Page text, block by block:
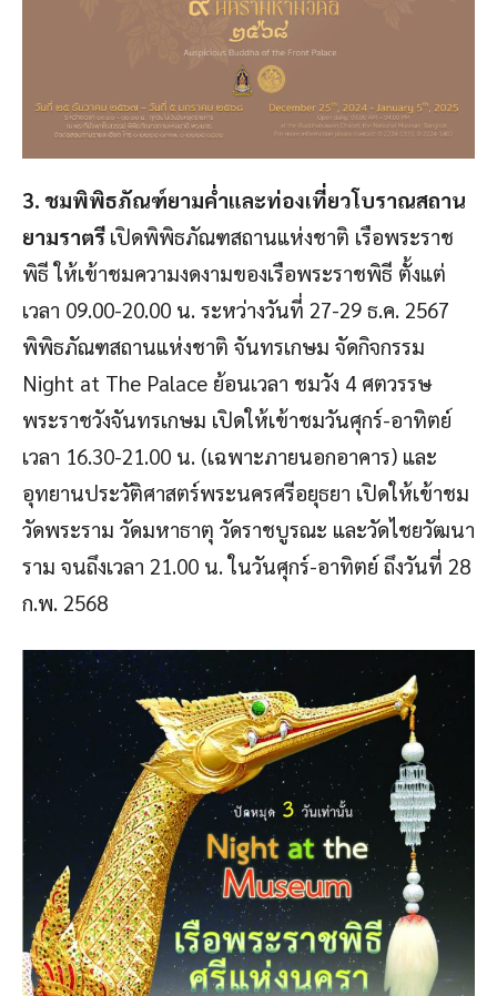
3. ชมพิพิธภัณฑ์ยามค่ำและท่องเที่ยวโบราณสถาน
ยามราตรี เปิดพิพิธภัณฑสถานแห่งชาติ เรือพระราช
พิธี ให้เข้าชมความงดงามของเรือพระราชพิธี ตั้งแต่
เวลา 09.00-20.00 น. ระหว่างวันที่ 27-29 ธ.ค. 2567
พิพิธภัณฑสถานแห่งชาติ จันทรเกษม จัดกิจกรรม
Night at The Palace ย้อนเวลา ชมวัง 4 ศตวรรษ
พระราชวังจันทรเกษม เปิดให้เข้าชมวันศุกร์-อาทิตย์
เวลา 16.30-21.00 น. (เฉพาะภายนอกอาคาร) และ
อุทยานประวัติศาสตร์พระนครศรีอยุธยา เปิดให้เข้าชม
วัดพระราม วัดมหาธาตุ วัดราชบูรณะ และวัดไชยวัฒนา
ราม จนถึงเวลา 21.00 น. ในวันศุกร์-อาทิตย์ ถึงวันที่ 28
ก.พ. 2568